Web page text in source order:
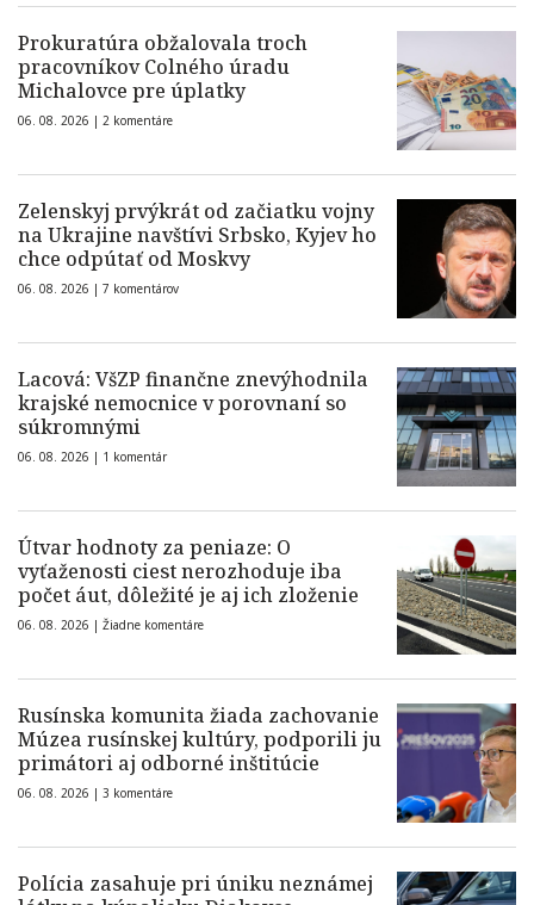
Prokuratúra obžalovala troch
pracovníkov Colného úradu
Michalovce pre úplatky
06. 08. 2026 | 2 komentáre
Zelenskyj prvýkrát od začiatku vojny
na Ukrajine navštívi Srbsko, Kyjev ho
chce odpútať od Moskvy
06. 08. 2026 | 7 komentárov
Lacová: VšZP finančne znevýhodnila
krajské nemocnice v porovnaní so
súkromnými
06. 08. 2026 | 1 komentár
Útvar hodnoty za peniaze: O
vyťaženosti ciest nerozhoduje iba
počet áut, dôležité je aj ich zloženie
06. 08. 2026 | Žiadne komentáre
Rusínska komunita žiada zachovanie
Múzea rusínskej kultúry, podporili ju
primátori aj odborné inštitúcie
06. 08. 2026 | 3 komentáre
Polícia zasahuje pri úniku neznámej